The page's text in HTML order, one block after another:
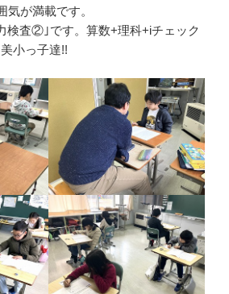
気が満載です。
検査②｣です。算数+理科+iチェック
小っ子達!!